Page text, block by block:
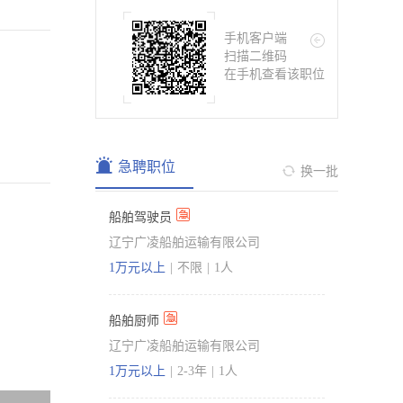
手机客户端
扫描二维码
在手机查看该职位
急聘职位 换一批
船舶驾驶员
辽宁广凌船舶运输有限公司
1万元以上
不限 1人
船舶厨师
辽宁广凌船舶运输有限公司
1万元以上
2-3年 1人